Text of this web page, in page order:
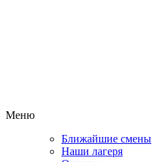
Меню
Ближайшие смены
Наши лагеря